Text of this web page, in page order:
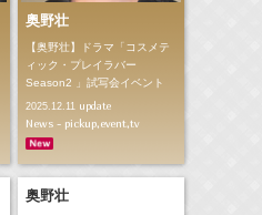
奥野壮
【奥野壮】ドラマ「コスメテ
ィック・プレイラバー
Season2 」試写会イベント
2025.12.11 update
News - pickup,event,tv
奥野壮